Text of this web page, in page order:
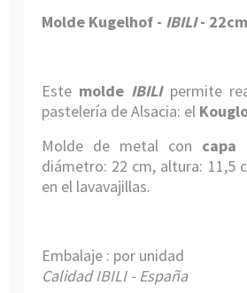
Molde Kugelhof - IBILI- 22cm
Este molde IBILIpermite
pastelería de Alsacia: el
Molde de metal con capa
diámetro: 22 cm, altura: 11,5
en el lavavajillas.
Embalaje : por unidad
Calidad IBILI - España